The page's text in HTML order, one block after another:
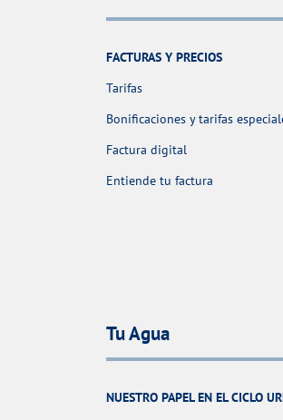
FACTURAS Y PRECIOS
Tarifas
Bonificaciones y tarifas
Factura digital
Entiende tu factura
Tu Agua
NUESTRO PAPEL EN EL CICLO